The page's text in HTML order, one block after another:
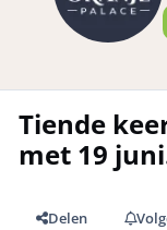
Tiende
met 19
Delen